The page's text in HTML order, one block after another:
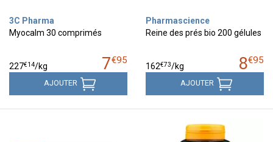
3C Pharma
Myocalm 30 comprimés
7€95
227€14/kg
AJOUTER
Pharmascience
Reine des prés bio 200 gélules
8€95
162€73/kg
AJOUTER